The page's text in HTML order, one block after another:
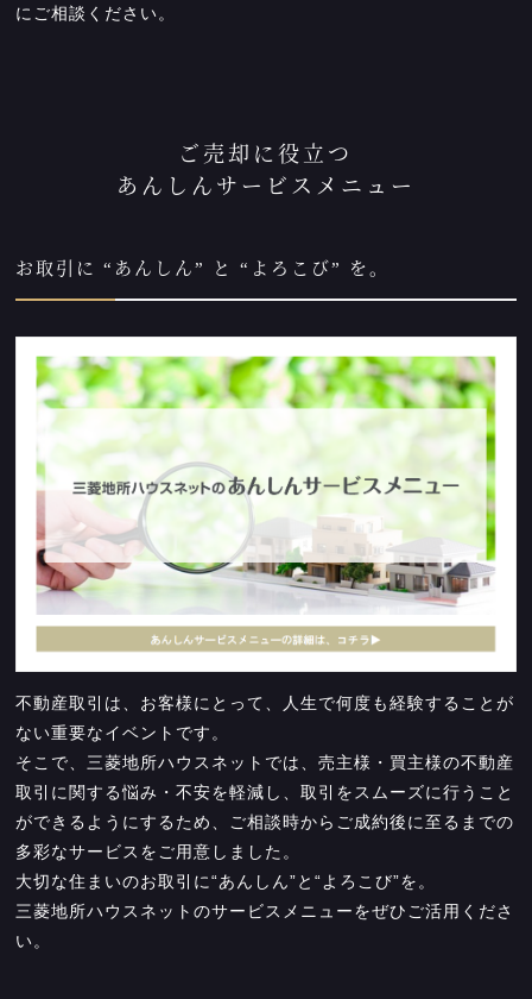
にご相談ください。
ご売却に役立つ
あんしんサービスメニュー
お取引に “あんしん” と “よろこび” を。
不動産取引は、お客様にとって、人生で何度も経験することが
ない重要なイベントです。
そこで、三菱地所ハウスネットでは、売主様・買主様の不動産
取引に関する悩み・不安を軽減し、取引をスムーズに行うこと
ができるようにするため、ご相談時からご成約後に至るまでの
多彩なサービスをご用意しました。
大切な住まいのお取引に“あんしん”と“よろこび”を。
三菱地所ハウスネットのサービスメニューをぜひご活用くださ
い。